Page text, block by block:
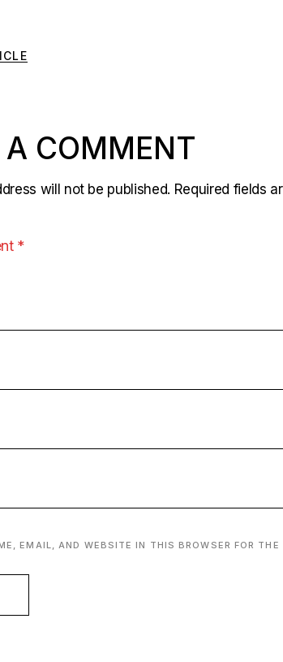
A COMMENT
will not be published. Required fields
EMAIL, AND WEBSITE IN THIS BROWSER FOR